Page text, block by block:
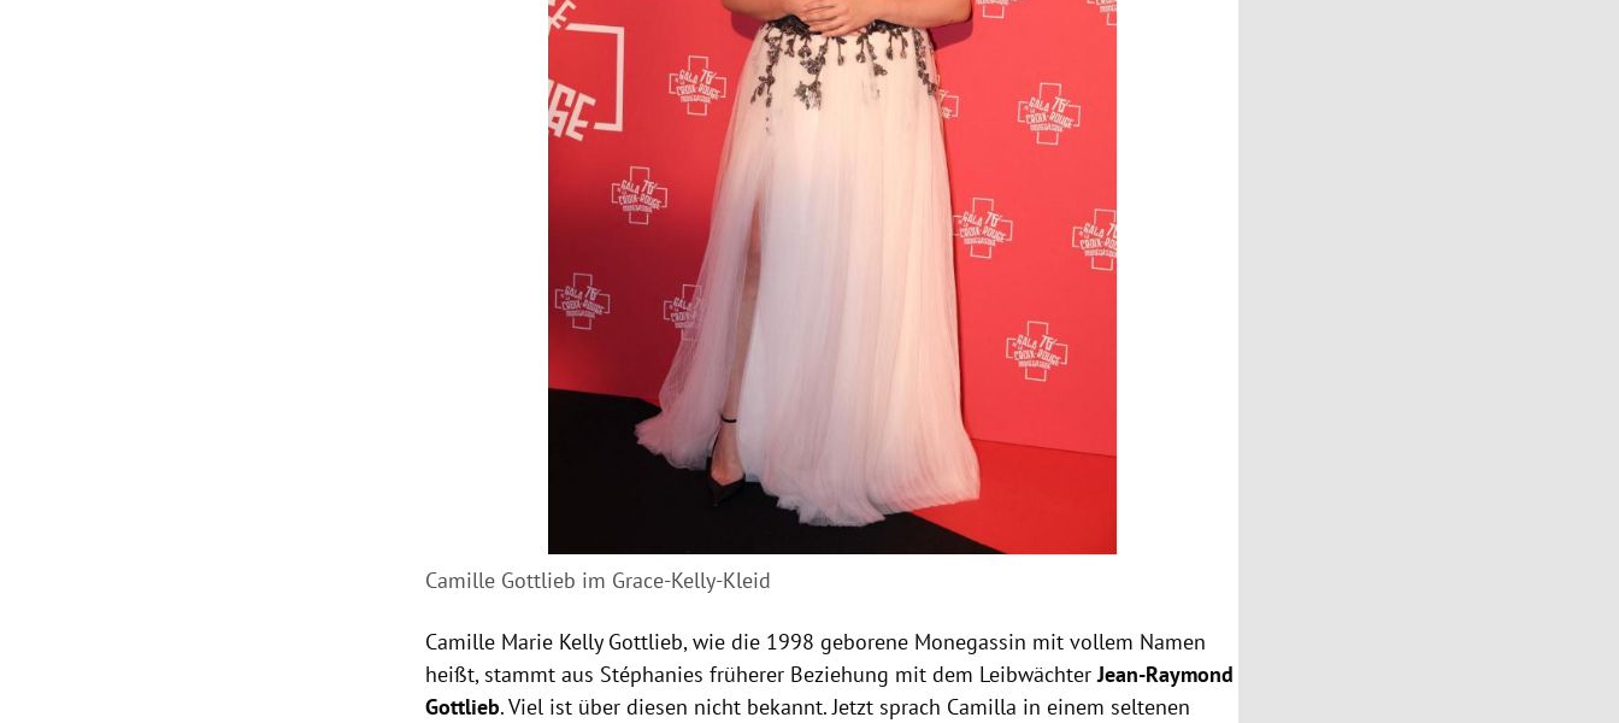
Camille Gottlieb im Grace-Kelly-Kleid
Camille Marie Kelly Gottlieb, wie die 1998 geborene Monegassin mit vollem Namen
heißt, stammt aus Stéphanies früherer Beziehung mit dem LeibwächterJean-Raymond
Gottlieb. Viel ist über diesen nicht bekannt. Jetzt sprach Camilla in einem seltenen